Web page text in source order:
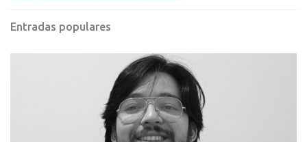
Entradas populares